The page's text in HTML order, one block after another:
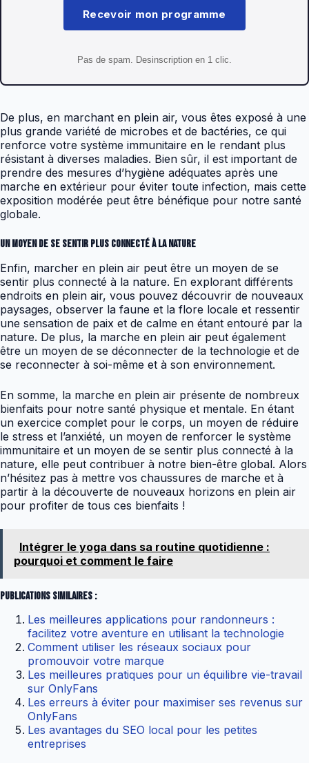
Recevoir mon programme
Pas de spam. Desinscription en 1 clic.
De plus, en marchant en plein air, vous êtes exposé à une
plus grande variété de microbes et de bactéries, ce qui
renforce votre système immunitaire en le rendant plus
résistant à diverses maladies. Bien sûr, il est important de
prendre des mesures d’hygiène adéquates après une
marche en extérieur pour éviter toute infection, mais cette
exposition modérée peut être bénéfique pour notre santé
globale.
Un moyen de se sentir plus connecté à la nature
Enfin, marcher en plein air peut être un moyen de se
sentir plus connecté à la nature. En explorant différents
endroits en plein air, vous pouvez découvrir de nouveaux
paysages, observer la faune et la flore locale et ressentir
une sensation de paix et de calme en étant entouré par la
nature. De plus, la marche en plein air peut également
être un moyen de se déconnecter de la technologie et de
se reconnecter à soi-même et à son environnement.
En somme, la marche en plein air présente de nombreux
bienfaits pour notre santé physique et mentale. En étant
un exercice complet pour le corps, un moyen de réduire
le stress et l’anxiété, un moyen de renforcer le système
immunitaire et un moyen de se sentir plus connecté à la
nature, elle peut contribuer à notre bien-être global. Alors
n’hésitez pas à mettre vos chaussures de marche et à
partir à la découverte de nouveaux horizons en plein air
pour profiter de tous ces bienfaits !
Intégrer le yoga dans sa routine quotidienne :
pourquoi et comment le faire
Publications similaires :
Les meilleures applications pour randonneurs :
facilitez votre aventure en utilisant la technologie
Comment utiliser les réseaux sociaux pour
promouvoir votre marque
Les meilleures pratiques pour un équilibre vie-travail
sur OnlyFans
Les erreurs à éviter pour maximiser ses revenus sur
OnlyFans
Les avantages du SEO local pour les petites
entreprises